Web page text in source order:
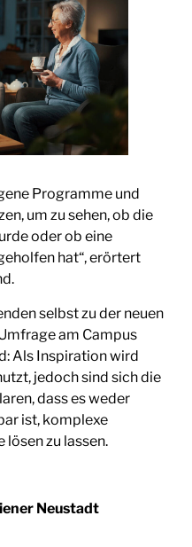
Programme und
um zu sehen, ob die
oder ob eine
hat“, erörtert
selbst zu der neuen
am Campus
Als Inspiration wird
jedoch sind sich die
dass es weder
ist, komplexe
zu lassen.
Neustadt